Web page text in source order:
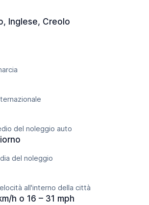
Inglese, Creolo
del noleggio auto
del noleggio
all'interno della città
h o 16 – 31 mph